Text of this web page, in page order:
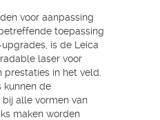
voor aanpassing
toepassing
is de Leica
laser voor
in het veld.
kunnen de
alle vormen van
maken worden